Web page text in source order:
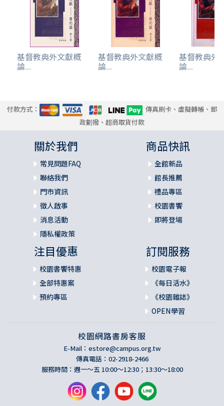
基督教典外文獻概
論...
基督教典外文獻概
論...
基督教典外
論...
付款方式：
傳真刷卡、虛擬轉帳、郵
政劃撥、超商取貨付款
關於我們
常見問題FAQ
聯絡我們
門市資訊
徵人啟事
消息活動
隱私權政策
商品快訊
全館新品
館長推薦
禮品專區
校園書饗
即將登場
注目優惠
校園書饗特惠
全部特惠案
預約專區
訂閱服務
校園電子報
《每日活水》
《校園雜誌》
OPEN學習
校園網路書房客服
E-Mail： estore@campus.org.tw
傳真電話：02-2918-2466
服務時間：週一～五 10:00～12:30；13:30～18:00